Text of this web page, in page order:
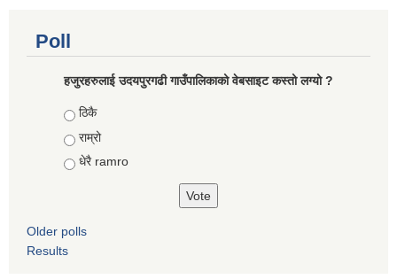
Poll
हजुरहरुलाई उदयपुरगढी गाउँपालिकाको वेबसाइट कस्तो लग्यो ?
Choices
ठिकै
राम्रो
धेरै ramro
Older polls
Results